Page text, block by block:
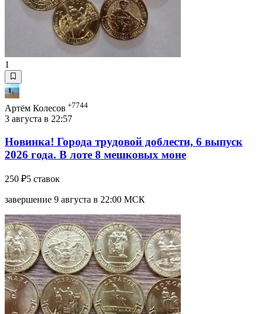
1
Артём Колесов +7744
3 августа в 22:57
Новинка! Города трудовой доблести, 6 выпуск
2026 года. В лоте 8 мешковых моне
250 ₽5 ставок
завершение 9 августа в 22:00 МСК